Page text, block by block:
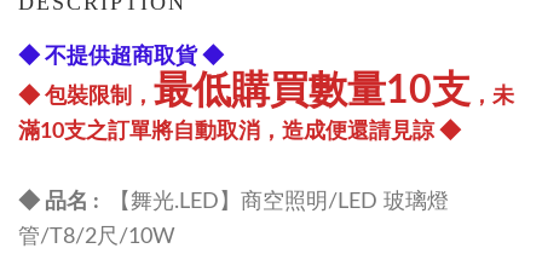
◆ 不提供超商取貨 ◆
◆ 包裝限制， 最低購買數量10支 ，未
滿10支之訂單將自動取消，造成便還請見諒 ◆
◆ 品名 :
【舞光.LED】商空照明/LED 玻璃燈
管/T8/2尺/10W